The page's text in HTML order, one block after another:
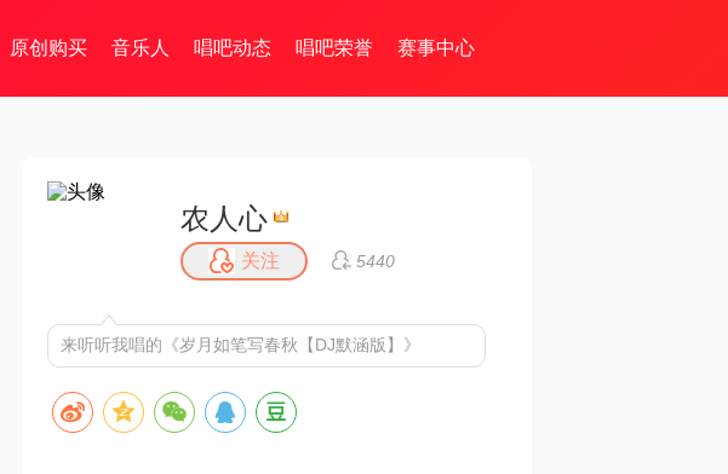
原创购买 音乐人 唱吧动态 唱吧荣誉 赛事中心
农人心
关注 5440
来听听我唱的《岁月如笔写春秋【DJ默涵版】》